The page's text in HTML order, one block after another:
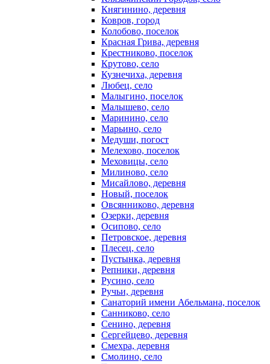
Княгинино, деревня
Ковров, город
Колобово, поселок
Красная Грива, деревня
Крестниково, поселок
Крутово, село
Кузнечиха, деревня
Любец, село
Малыгино, поселок
Малышево, село
Маринино, село
Марьино, село
Медуши, погост
Мелехово, поселок
Меховицы, село
Милиново, село
Мисайлово, деревня
Новый, поселок
Овсянниково, деревня
Озерки, деревня
Осипово, село
Петровское, деревня
Плесец, село
Пустынка, деревня
Репники, деревня
Русино, село
Ручьи, деревня
Санаторий имени Абельмана, поселок
Санниково, село
Сенино, деревня
Сергейцево, деревня
Смехра, деревня
Смолино, село